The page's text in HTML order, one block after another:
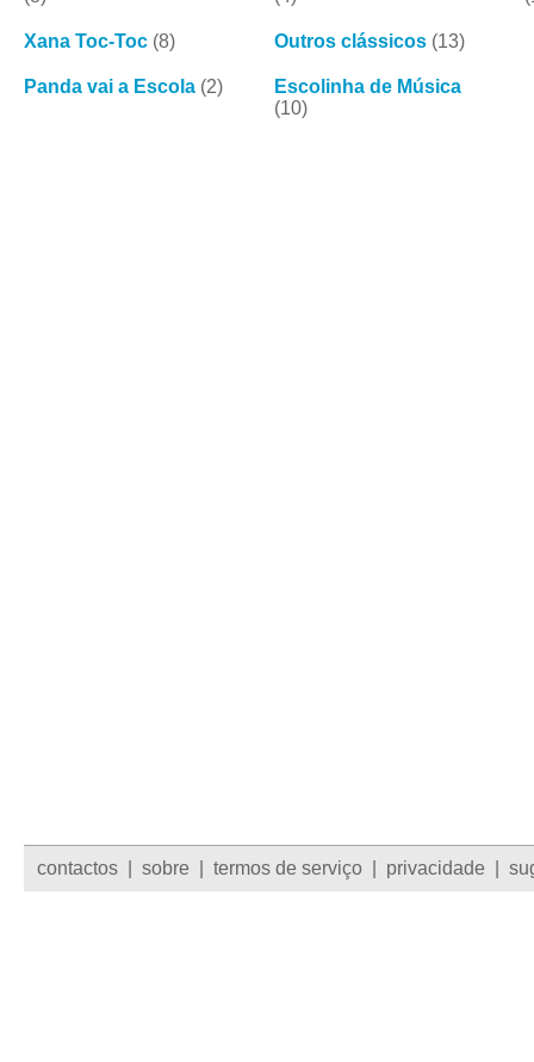
Xana Toc-Toc (8)
Panda vai a Escola (2)
Outros clássicos (13)
Escolinha de Música
(10)
contactos sobre termos de serviço privacidade